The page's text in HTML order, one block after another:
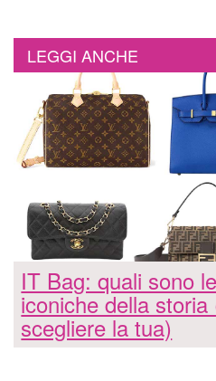
LEGGI ANCHE
IT Bag: quali sono
iconiche della
scegliere la tua)